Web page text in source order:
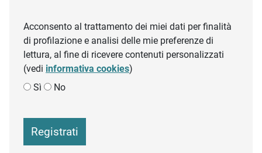
Acconsento al trattamento dei miei dati per finalità
di profilazione e analisi delle mie preferenze di
lettura, al fine di ricevere contenuti personalizzati
(vedi informativa cookies)
Sì
No
Registrati